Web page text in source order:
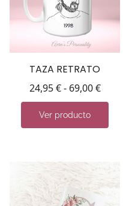
TAZA RETRATO
24,95€ - 69,00€
Ver producto